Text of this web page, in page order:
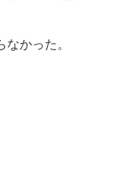
かった。